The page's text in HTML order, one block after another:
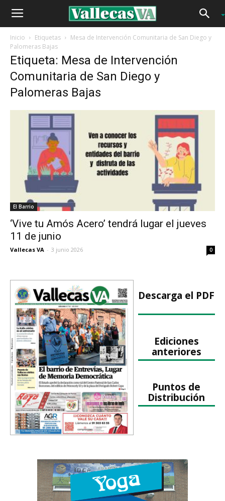
Inicio Etiquetas
Mesa de Intervención Comunitaria de San Diego y
Palomeras Bajas
Etiqueta: Mesa de Intervención
Comunitaria de San Diego y
Palomeras Bajas
El Barrio
‘Vive tu Amós Acero’ tendrá lugar el jueves
11 de junio
Vallecas VA - 3 junio 2026 0
Descarga el PDF
Ediciones
anteriores
Puntos de
Distribución